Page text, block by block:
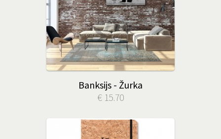
Banksijs - Žurka
€ 15.70